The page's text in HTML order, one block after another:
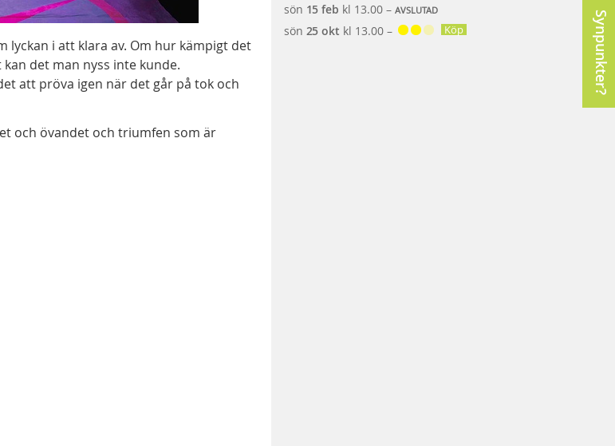
sön 15 feb kl 13.00 – AVSLUTAD
sön 25 okt kl 13.00 – Köp
lyckan i att klara av. Om hur kämpigt det
det man nyss inte kunde.
att pröva igen när det går på tok och
och övandet och triumfen som är
Synpunkter?